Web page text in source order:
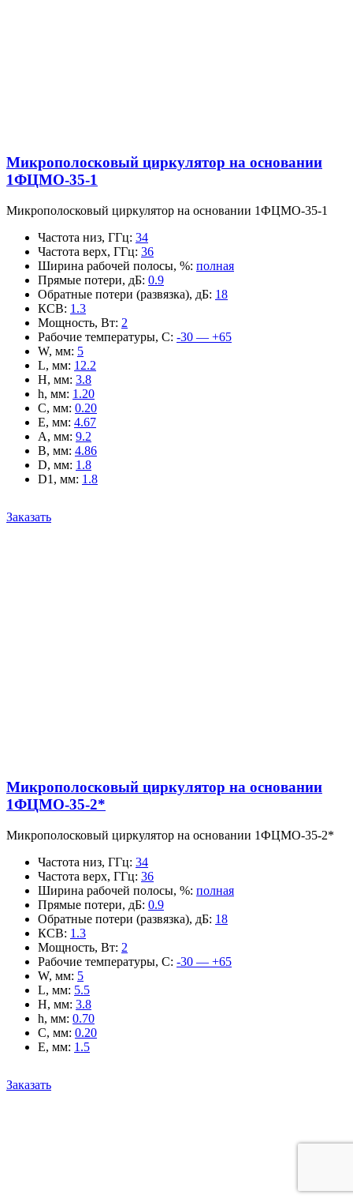
Микрополосковый циркулятор на основании
1ФЦМО-35-1
Микрополосковый циркулятор на основании 1ФЦМО-35-1
Частота низ, ГГц: 34
Частота верх, ГГц: 36
Ширина рабочей полосы, %: полная
Прямые потери, дБ: 0.9
Обратные потери (развязка), дБ: 18
КСВ: 1.3
Мощность, Вт: 2
Рабочие температуры, С: -30 — +65
W, мм: 5
L, мм: 12.2
H, мм: 3.8
h, мм: 1.20
C, мм: 0.20
E, мм: 4.67
A, мм: 9.2
B, мм: 4.86
D, мм: 1.8
D1, мм: 1.8
Заказать
Микрополосковый циркулятор на основании
1ФЦМО-35-2*
Микрополосковый циркулятор на основании 1ФЦМО-35-2*
Частота низ, ГГц: 34
Частота верх, ГГц: 36
Ширина рабочей полосы, %: полная
Прямые потери, дБ: 0.9
Обратные потери (развязка), дБ: 18
КСВ: 1.3
Мощность, Вт: 2
Рабочие температуры, С: -30 — +65
W, мм: 5
L, мм: 5.5
H, мм: 3.8
h, мм: 0.70
C, мм: 0.20
E, мм: 1.5
Заказать